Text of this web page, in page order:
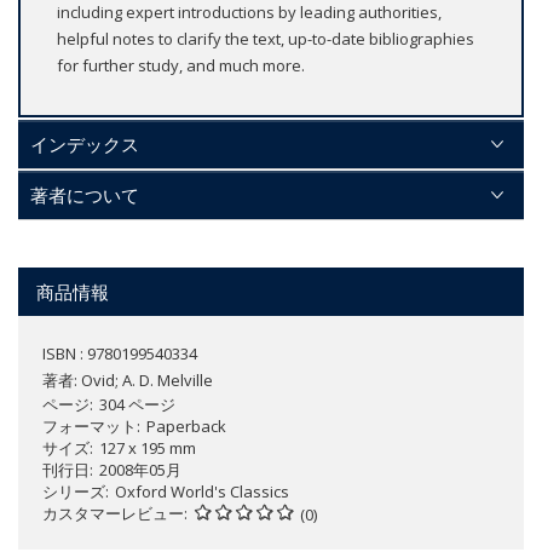
including expert introductions by leading authorities,
helpful notes to clarify the text, up-to-date bibliographies
for further study, and much more.
インデックス
著者について
商品情報
ISBN : 9780199540334
著者: Ovid; A. D. Melville
ページ 304 ページ
フォーマット
Paperback
サイズ 127 x 195 mm
刊行日 2008年05月
シリーズ Oxford World's Classics
カスタマーレビュー
(0)